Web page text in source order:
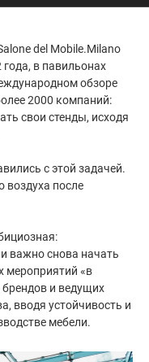
del Mobile.Milano
в павильонах
обзоре
2000 компаний:
свои стенды, исходя
с этой задачей.
воздуха после
важно снова начать
мероприятий «в
и ведущих
вводя устойчивость и
мебели.